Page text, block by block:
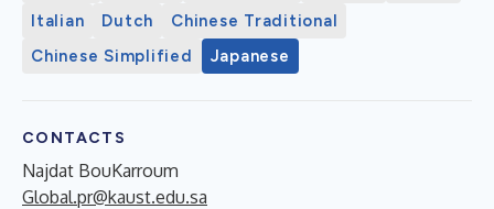
Italian
Dutch
Chinese Traditional
Chinese Simplified
Japanese
CONTACTS
Najdat BouKarroum
Global.pr@kaust.edu.sa